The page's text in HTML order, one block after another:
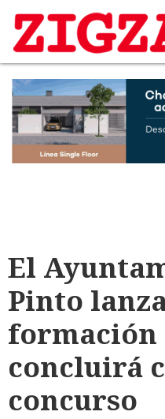
El
Pinto
formación
concluirá
concurso